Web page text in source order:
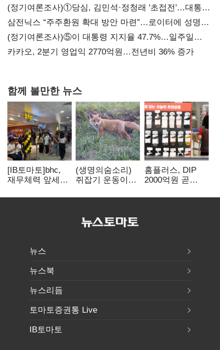
(정기여론조사)①당심, 김민석·정청래 '초접전'…대통령
지지도 '50% 아래로'(종합)
삼전닉스 “주주환원 확대 방안 마련”…로이터에 성명
보내
(정기여론조사)⑤이 대통령 지지율 47.7%…일주일
만에 다시 40%대
카카오, 2분기 영업익 2770억원…전년비 36% 증가
함께 볼만한 뉴스
[IB토마토]bhc,
재무체력 앞세워
투자…'본게임'
(생명의숨소리)
쥐잡기 운동이
대하여
홈플러스, DIP
2000억원 곧
영업 재개 예정
뉴스
뉴스북
뉴스리듬
토마토증권통 Live
IB토마토